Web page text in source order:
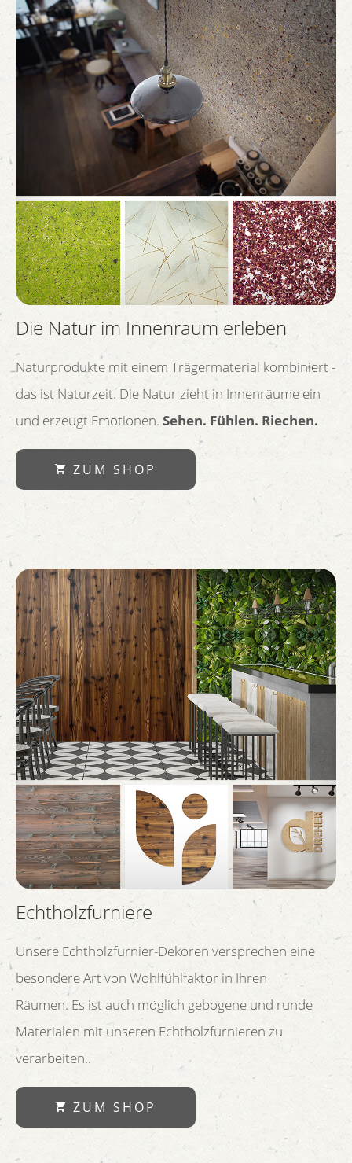
Die Natur im Innenraum erleben
Naturprodukte mit einem Trägermaterial kombiniert -
das ist Naturzeit. Die Natur zieht in Innenräume ein
und erzeugt Emotionen. Sehen. Fühlen. Riechen.
ZUM SHOP
Echtholzfurniere
Unsere Echtholzfurnier-Dekoren versprechen eine
besondere Art von Wohlfühlfaktor in Ihren
Räumen. Es ist auch möglich gebogene und runde
Materialen mit unseren Echtholzfurnieren zu
verarbeiten..
ZUM SHOP